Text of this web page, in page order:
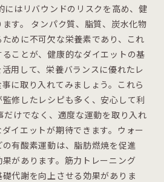
にはリバウンドのリスクを高め、健
す。 タンパク質、脂質、炭水化物
めに不可欠な栄養素であり、これ
ことが、健康的なダイエットの基
用して、栄養バランスに優れたレ
に取り入れてみましょう。これら
修したレシピも多く、安心して利
だけでなく、適度な運動を取り入れ
イエットが期待できます。ウォー
有酸素運動は、脂肪燃焼を促進
があります。筋力トレーニング
代謝を向上させる効果がありま